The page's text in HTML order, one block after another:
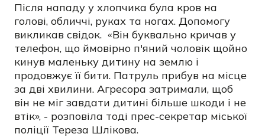
Після нападу у хлопчика була кров на
голові, обличчі, руках та ногах. Допомогу
викликав свідок. «Він буквально кричав у
телефон, що ймовірно п'яний чоловік щойно
кинув маленьку дитину на землю і
продовжує її бити. Патруль прибув на місце
за дві хвилини. Агресора затримали, щоб
він не міг завдати дитині більше шкоди і не
втік», - розповіла тоді прес-секретар міської
поліції Тереза Шлікова.